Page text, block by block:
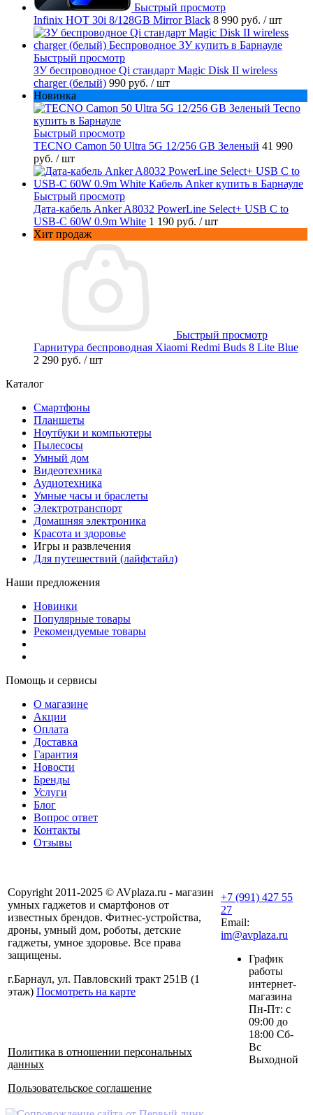
Быстрый просмотр
Infinix HOT 30i 8/128GB Mirror Black 8 990 руб. / шт
Быстрый просмотр
ЗУ беспроводное Qi стандарт Magic Disk II wireless
charger (белый) 990 руб. / шт
Новинка
Быстрый просмотр
TECNO Camon 50 Ultra 5G 12/256 GB Зеленый 41 990
руб. / шт
Быстрый просмотр
Дата-кабель Anker A8032 PowerLine Select+ USB C to
USB-C 60W 0.9m White 1 190 руб. / шт
Хит продаж
Быстрый просмотр
Гарнитура беспроводная Xiaomi Redmi Buds 8 Lite Blue
2 290 руб. / шт
Каталог
Смартфоны
Планшеты
Ноутбуки и компьютеры
Пылесосы
Умный дом
Видеотехника
Аудиотехника
Умные часы и браслеты
Электротранспорт
Домашняя электроника
Красота и здоровье
Игры и развлечения
Для путешествий (лайфстайл)
Наши предложения
Новинки
Популярные товары
Рекомендуемые товары
Помощь и сервисы
О магазине
Акции
Оплата
Доставка
Гарантия
Новости
Бренды
Услуги
Блог
Вопрос ответ
Контакты
Отзывы
Copyright 2011-2025 © AVplaza.ru - магазин
умных гаджетов и смартфонов от
известных брендов. Фитнес-устройства,
дроны, умный дом, роботы, детские
гаджеты, умное здоровье. Все права
защищены.
г.Барнаул, ул. Павловский тракт 251В (1
этаж) Посмотреть на карте
Политика в отношении персональных
данных
Пользовательское соглашение
+7 (991) 427 55
27
Email:
im@avplaza.ru
График
работы
интернет-
магазина
Пн-Пт: с
09:00 до
18:00 Сб-
Вс
Выходной